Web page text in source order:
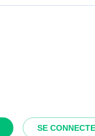
SE